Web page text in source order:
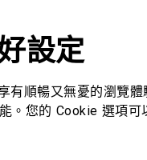
設定
有順暢又無憂的瀏覽
。您的 Cookie 選項可